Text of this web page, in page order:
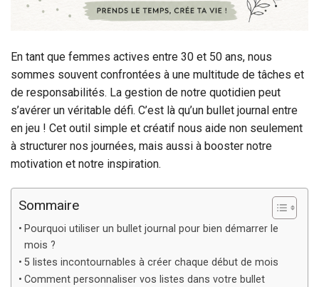
En tant que femmes actives entre 30 et 50 ans, nous
sommes souvent confrontées à une multitude de tâches et
de responsabilités. La gestion de notre quotidien peut
s’avérer un véritable défi. C’est là qu’un bullet journal entre
en jeu ! Cet outil simple et créatif nous aide non seulement
à structurer nos journées, mais aussi à booster notre
motivation et notre inspiration.
Sommaire
Pourquoi utiliser un bullet journal pour bien démarrer le
mois ?
5 listes incontournables à créer chaque début de mois
Comment personnaliser vos listes dans votre bullet